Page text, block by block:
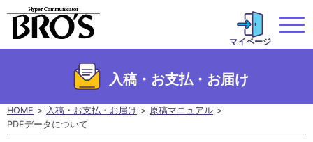
マイページ
入稿・お支払・お届け
HOME 入稿・お支払・お届け
原稿マニュアル
PDFデータについて